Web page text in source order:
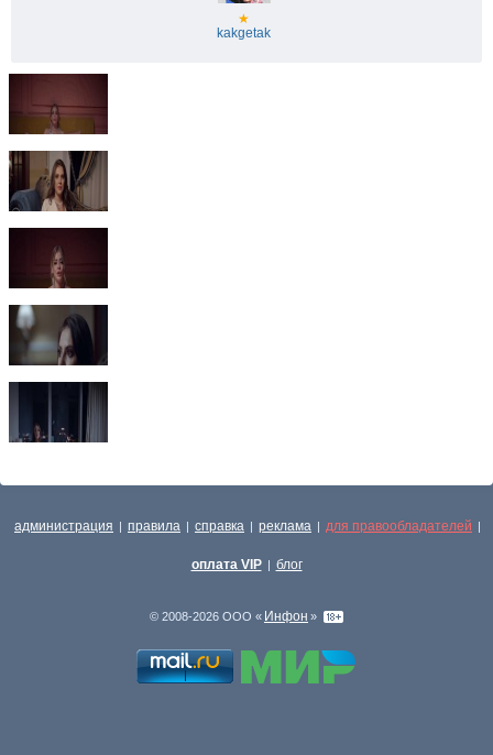
★
kakgetak
администрация | правила | справка | реклама | для правообладателей |
оплата VIP | блог
© 2008-2026 ООО « Инфон »